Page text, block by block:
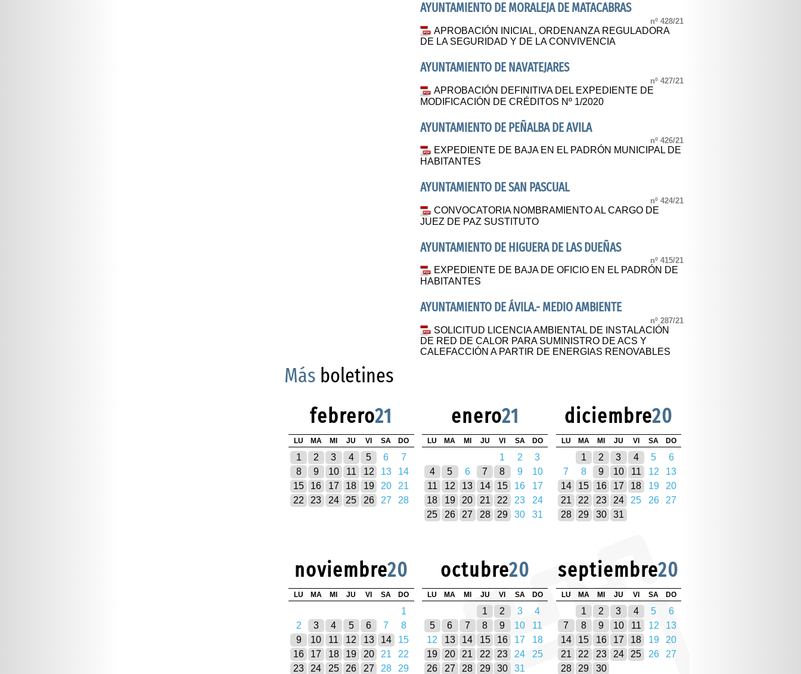
AYUNTAMIENTO DE MORALEJA DE MATACABRAS
nº 428/21
APROBACIÓN INICIAL, ORDENANZA REGULADORA
DE LA SEGURIDAD Y DE LA CONVIVENCIA
AYUNTAMIENTO DE NAVATEJARES
nº 427/21
APROBACIÓN DEFINITIVA DEL EXPEDIENTE DE
MODIFICACIÓN DE CRÉDITOS Nº 1/2020
AYUNTAMIENTO DE PEÑALBA DE AVILA
nº 426/21
EXPEDIENTE DE BAJA EN EL PADRÓN MUNICIPAL DE
HABITANTES
AYUNTAMIENTO DE SAN PASCUAL
nº 424/21
CONVOCATORIA NOMBRAMIENTO AL CARGO DE
JUEZ DE PAZ SUSTITUTO
AYUNTAMIENTO DE HIGUERA DE LAS DUEÑAS
nº 415/21
EXPEDIENTE DE BAJA DE OFICIO EN EL PADRÓN DE
HABITANTES
AYUNTAMIENTO DE ÁVILA.- MEDIO AMBIENTE
nº 287/21
SOLICITUD LICENCIA AMBIENTAL DE INSTALACIÓN
DE RED DE CALOR PARA SUMINISTRO DE ACS Y
CALEFACCIÓN A PARTIR DE ENERGIAS RENOVABLES
Más boletines
febrero21
LU MA MI JU VI SA DO
1 2 3 4 5 6
7
8
9 10 11 12 13
14
15
16 17 18 19 20
21
22
23 24 25 26 27 28
enero21
LU MA MI JU VI SA DO
1 2
3
4
5 6 7 8 9
10
11
12 13 14 15 16
17
18
19 20 21 22 23
24
25
26 27 28 29 30 31
diciembre20
LU MA MI JU VI SA DO
1 2 3 4 5
6
7
8 9 10 11 12
13
14
15 16 17 18 19
20
21
22 23 24 25 26
27
28
29 30 31
noviembre20
LU MA MI JU VI SA DO
1
2
3 4 5 6 7
8
9
10 11 12 13 14
15
16
17 18 19 20 21
22
23
24 25 26 27 28 29
octubre20
LU MA MI JU VI SA DO
1 2 3
4
5
6 7 8 9 10
11
12
13 14 15 16 17
18
19
20 21 22 23 24
25
26
27 28 29 30 31
septiembre20
LU MA MI JU VI SA DO
1 2 3 4 5
6
7
8 9 10 11 12
13
14
15 16 17 18 19
20
21
22 23 24 25 26
27
28
29 30